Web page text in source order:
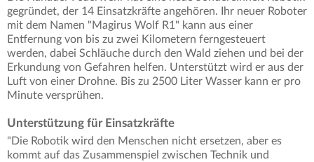
gegründet, der 14 Einsatzkräfte angehören. Ihr neuer Roboter
mit dem Namen "Magirus Wolf R1" kann aus einer
Entfernung von bis zu zwei Kilometern ferngesteuert
werden, dabei Schläuche durch den Wald ziehen und bei der
Erkundung von Gefahren helfen. Unterstützt wird er aus der
Luft von einer Drohne. Bis zu 2500 Liter Wasser kann er pro
Minute versprühen.
Unterstützung für Einsatzkräfte
"Die Robotik wird den Menschen nicht ersetzen, aber es
kommt auf das Zusammenspiel zwischen Technik und